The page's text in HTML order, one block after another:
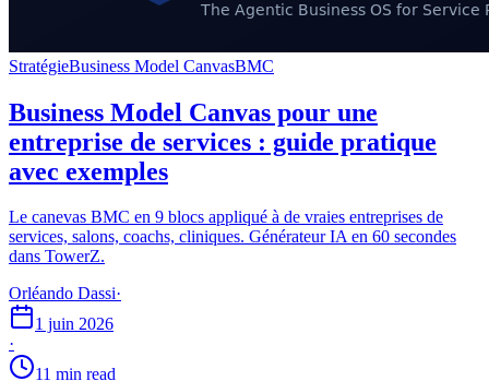
StratégieBusiness Model CanvasBMC
Business Model Canvas pour une
entreprise de services : guide pratique
avec exemples
Le canevas BMC en 9 blocs appliqué à de vraies entreprises de
services, salons, coachs, cliniques. Générateur IA en 60 secondes
dans TowerZ.
Orléando Dassi·
1 juin 2026
·
11 min read